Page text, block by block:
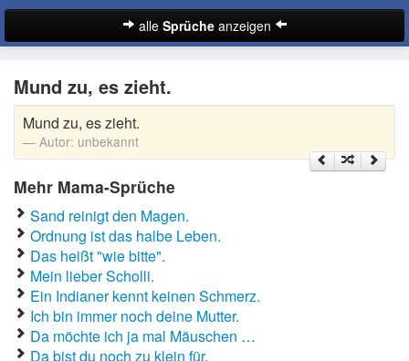
alle Sprücheanzeigen
Abschiedssprüche
Anmachsprüche
Coole Sprüche
Dumme Sprüche
Englische Sprüche
Facebook Sprüche
Mund zu, es zieht.
Mund zu, es zieht.
Autor: unbekannt
Mehr Mama-Sprüche
Sand reinigt den Magen.
Ordnung ist das halbe Leben.
Das heißt "wie bitte".
Mein lieber Scholli.
Ein Indianer kennt keinen Schmerz.
Ich bin immer noch deine Mutter.
Da möchte ich ja mal Mäuschen …
Da bist du noch zu klein für.